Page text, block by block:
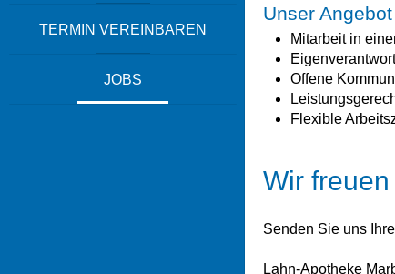
TERMIN VEREINBAREN
JOBS
Unser Angebot
Mitarbeit in
Offene
Flexible
Wir
Senden Sie uns
Lahn-Apotheke